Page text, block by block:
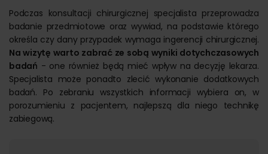
Podczas konsultacji chirurgicznej specjalista przeprowadza
badanie przedmiotowe oraz wywiad, na podstawie którego
określa czy dany przypadek wymaga ingerencji chirurgicznej.
Na wizytę warto zabrać ze sobą wyniki dotychczasowych
badań - one również będą mieć wpływ na decyzję lekarza.
Specjalista może ponadto zlecić wykonanie dodatkowych
badań. Po zebraniu wszystkich informacji wybiera on, w
porozumieniu z pacjentem, najlepszą dla niego technikę
zabiegową.